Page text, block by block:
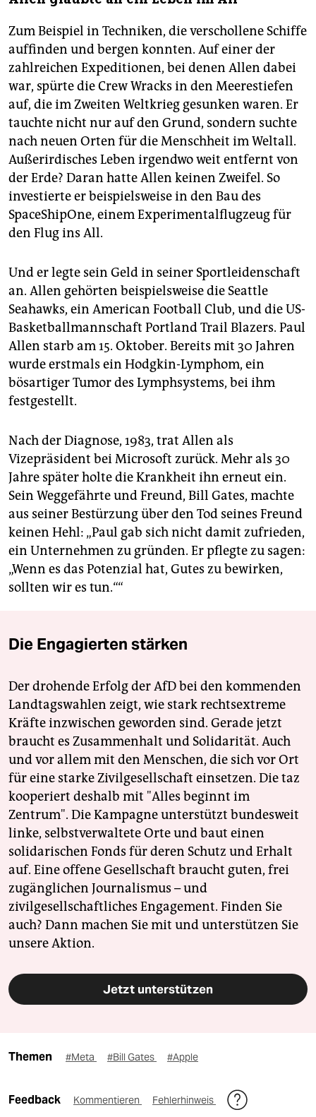
Zum Beispiel in Techniken, die verschollene Schiffe
auffinden und bergen konnten. Auf einer der
zahlreichen Expeditionen, bei denen Allen dabei
war, spürte die Crew Wracks in den Meerestiefen
auf, die im Zweiten Weltkrieg gesunken waren. Er
tauchte nicht nur auf den Grund, sondern suchte
nach neuen Orten für die Menschheit im Weltall.
Außerirdisches Leben irgendwo weit entfernt von
der Erde? Daran hatte Allen keinen Zweifel. So
investierte er beispielsweise in den Bau des
SpaceShipOne, einem Experimentalflugzeug für
den Flug ins All.
Und er legte sein Geld in seiner Sportleidenschaft
an. Allen gehörten beispielsweise die Seattle
Seahawks, ein American Football Club, und die US-
Basketballmannschaft Portland Trail Blazers. Paul
Allen starb am 15. Oktober. Bereits mit 30 Jahren
wurde erstmals ein Hodgkin-Lymphom, ein
bösartiger Tumor des Lymphsystems, bei ihm
festgestellt.
Nach der Diagnose, 1983, trat Allen als
Vizepräsident bei Microsoft zurück. Mehr als 30
Jahre später holte die Krankheit ihn erneut ein.
Sein Weggefährte und Freund, Bill Gates, machte
aus seiner Bestürzung über den Tod seines Freund
keinen Hehl: „Paul gab sich nicht damit zufrieden,
ein Unternehmen zu gründen. Er pflegte zu sagen:
„Wenn es das Potenzial hat, Gutes zu bewirken,
sollten wir es tun.““
Die Engagierten stärken
Der drohende Erfolg der AfD bei den kommenden
Landtagswahlen zeigt, wie stark rechtsextreme
Kräfte inzwischen geworden sind. Gerade jetzt
braucht es Zusammenhalt und Solidarität. Auch
und vor allem mit den Menschen, die sich vor Ort
für eine starke Zivilgesellschaft einsetzen. Die taz
kooperiert deshalb mit "Alles beginnt im
Zentrum". Die Kampagne unterstützt bundesweit
linke, selbstverwaltete Orte und baut einen
solidarischen Fonds für deren Schutz und Erhalt
auf. Eine offene Gesellschaft braucht guten, frei
zugänglichen Journalismus – und
zivilgesellschaftliches Engagement. Finden Sie
auch? Dann machen Sie mit und unterstützen Sie
unsere Aktion.
Jetzt unterstützen
Themen #Meta #Bill Gates #Apple
Feedback Kommentieren Fehlerhinweis